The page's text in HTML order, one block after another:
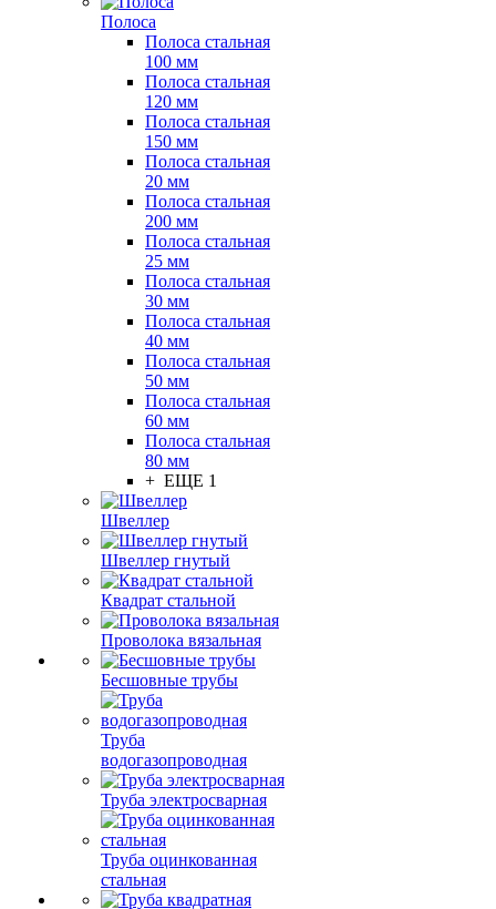
Полоса
Полоса стальная
100 мм
Полоса стальная
120 мм
Полоса стальная
150 мм
Полоса стальная
20 мм
Полоса стальная
200 мм
Полоса стальная
25 мм
Полоса стальная
30 мм
Полоса стальная
40 мм
Полоса стальная
50 мм
Полоса стальная
60 мм
Полоса стальная
80 мм
+ ЕЩЕ 1
Швеллер
Швеллер гнутый
Квадрат стальной
Проволока вязальная
Бесшовные трубы
Труба
водогазопроводная
Труба электросварная
Труба оцинкованная
стальная